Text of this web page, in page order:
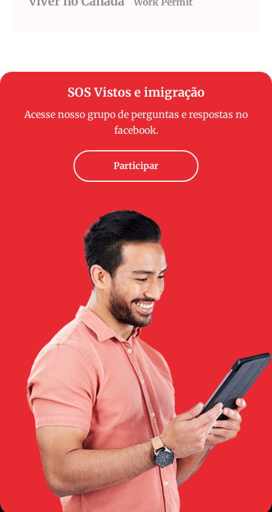
SOS Vistos e imigração
Acesse nosso grupo de perguntas e respostas no
facebook.
Participar